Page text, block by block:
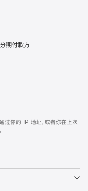
期付款方
过你的 IP 地址，或者你在上次